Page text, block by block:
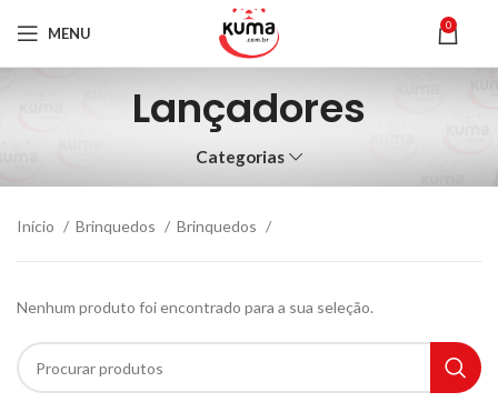
MENU 0
Lançadores
Categorias
Início Brinquedos Brinquedos
Nenhum produto foi encontrado para a sua seleção.